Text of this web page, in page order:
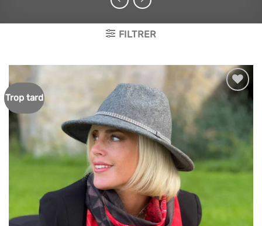
FILTRER
Trop tard
Ajouter
à mes